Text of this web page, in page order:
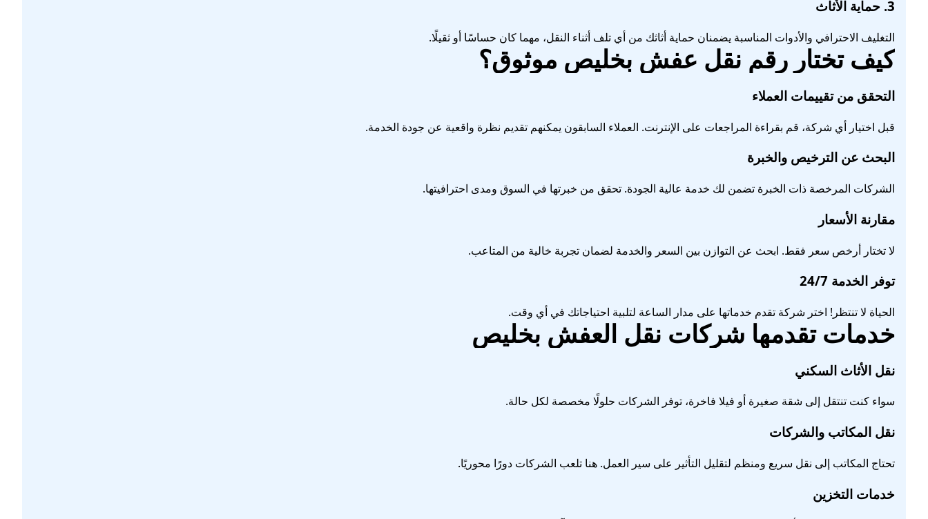
3. حماية الأثاث
التغليف الاحترافي والأدوات المناسبة يضمنان حماية أثاثك من أي تلف أثناء النقل، مهما كان حساسًا أو ثقيلًا.
كيف تختار رقم نقل عفش بخليص موثوق؟
التحقق من تقييمات العملاء
قبل اختيار أي شركة، قم بقراءة المراجعات على الإنترنت. العملاء السابقون يمكنهم تقديم نظرة واقعية عن جودة الخدمة.
البحث عن الترخيص والخبرة
الشركات المرخصة ذات الخبرة تضمن لك خدمة عالية الجودة. تحقق من خبرتها في السوق ومدى احترافيتها.
مقارنة الأسعار
لا تختار أرخص سعر فقط. ابحث عن التوازن بين السعر والخدمة لضمان تجربة خالية من المتاعب.
توفر الخدمة 24/7
الحياة لا تنتظر! اختر شركة تقدم خدماتها على مدار الساعة لتلبية احتياجاتك في أي وقت.
خدمات تقدمها شركات نقل العفش بخليص
نقل الأثاث السكني
سواء كنت تنتقل إلى شقة صغيرة أو فيلا فاخرة، توفر الشركات حلولًا مخصصة لكل حالة.
نقل المكاتب والشركات
تحتاج المكاتب إلى نقل سريع ومنظم لتقليل التأثير على سير العمل. هنا تلعب الشركات دورًا محوريًا.
خدمات التخزين